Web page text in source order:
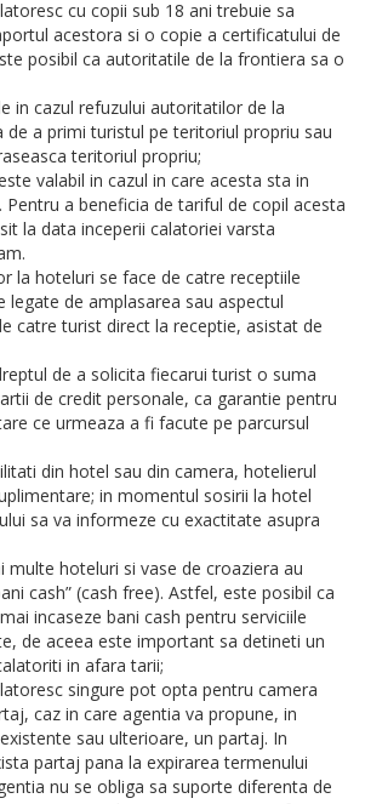
cu copii sub 18 ani trebuie sa
acestora si o copie a certificatului de
posibil ca autoritatile de la frontiera sa o
in cazul refuzului autoritatilor de la
de a primi turistul pe teritoriul propriu sau
teritoriul propriu;
valabil in cazul in care acesta sta in
a beneficia de tariful de copil acesta
la data inceperii calatoriei varsta
la hoteluri se face de catre receptiile
legate de amplasarea sau aspectul
catre turist direct la receptie, asistat de
de a solicita fiecarui turist o suma
de credit personale, ca garantie pentru
ce urmeaza a fi facute pe parcursul
din hotel sau din camera, hotelierul
in momentul sosirii la hotel
sa va informeze cu exactitate asupra
multe hoteluri si vase de croaziera au
cash” (cash free). Astfel, este posibil ca
incaseze bani cash pentru serviciile
de aceea este important sa detineti un
in afara tarii;
singure pot opta pentru camera
caz in care agentia va propune, in
sau ulterioare, un partaj. In
partaj pana la expirarea termenului
nu se obliga sa suporte diferenta de